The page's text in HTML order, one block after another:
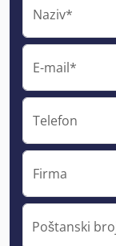
Naziv*
E-mail*
Telefon
Firma
Poštanski